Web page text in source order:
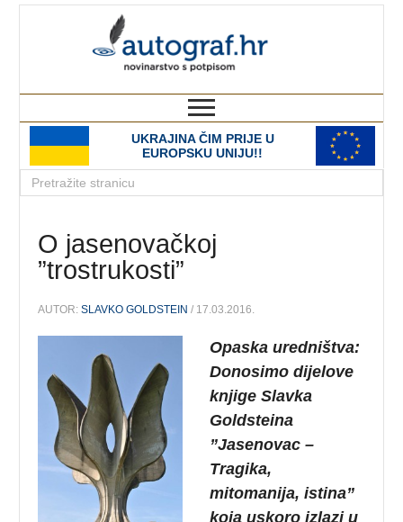
UKRAJINA ČIM PRIJE U
EUROPSKU UNIJU!!
O jasenovačkoj
”trostrukosti”
AUTOR:SLAVKO GOLDSTEIN / 17.03.2016.
Opaska uredništva:
Donosimo dijelove
knjige Slavka
Goldsteina
”Jasenovac –
Tragika,
mitomanija, istina”
koja uskoro izlazi u